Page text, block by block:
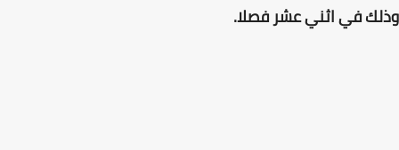
وذلك في اثني عشر فصلا.